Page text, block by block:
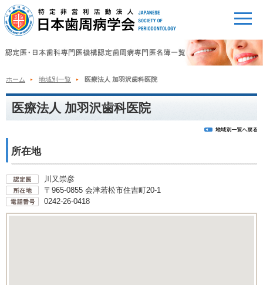
ホーム 地域別一覧 医療法人 加羽沢歯科医院
医療法人 加羽沢歯科医院
所在地
川又崇彦
〒965-0855 会津若松市住吉町20-1
0242-26-0418